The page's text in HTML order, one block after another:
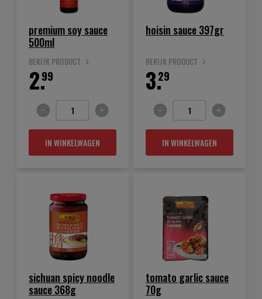
premium soy sauce
500ml
BEKIJK PRODUCT
99
2.
IN WINKELWAGEN
hoisin sauce 397gr
BEKIJK PRODUCT
29
3.
IN WINKELWAGEN
sichuan spicy noodle
sauce 368g
tomato garlic sauce
70g